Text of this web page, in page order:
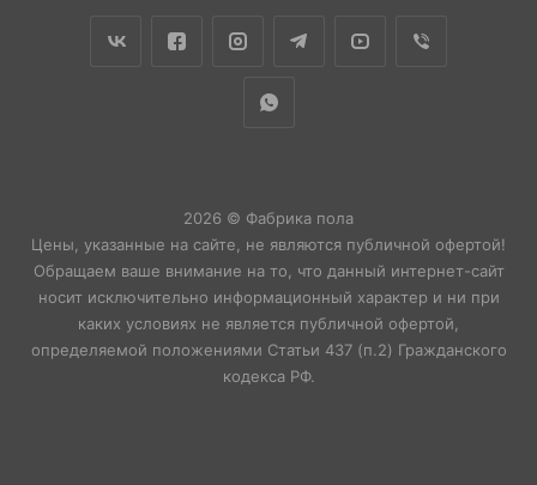
2026 © Фабрика пола
Цены, указанные на сайте, не являются публичной офертой!
Обращаем ваше внимание на то, что данный интернет-сайт
носит исключительно информационный характер и ни при
каких условиях не является публичной офертой,
определяемой положениями Статьи 437 (п.2) Гражданского
кодекса РФ.